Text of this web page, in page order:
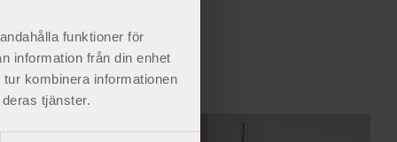
funktioner för
information från din enhet
kombinera informationen
tjänster.